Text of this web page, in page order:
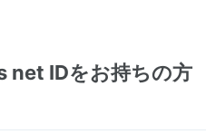
net IDをお持ちの方